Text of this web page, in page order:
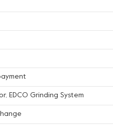
EDCO Grinding System